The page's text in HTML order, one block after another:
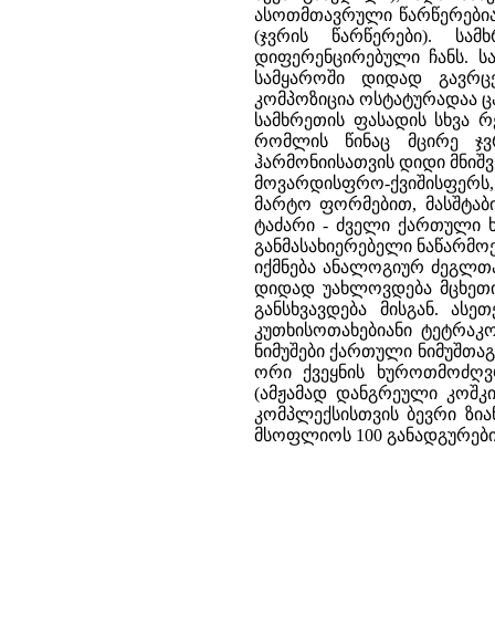
ასოთმთავრული
(ჯვრის წარწერები).
დიფერენცირებული ჩანს.
სამყაროში დიდად
კომპოზიცია ოსტატურადაა
სამხრეთის ფასადის სხვა
რომლის წინაც მცირე
ჰარმონიისათვის დიდი
მოვარდისფრო-
მარტო ფორმებით,
ტაძარი - ძველი ქართული
განმასახიერებელი
იქმნება ანალოგიურ
დიდად უახლოვდება
განსხვავდება მისგან.
კუთხისოთახებიანი
ნიმუშები ქართული
ორი ქვეყნის
(ამჟამად დანგრეული
კომპლექსისთვის ბევრი
მსოფლიოს 100